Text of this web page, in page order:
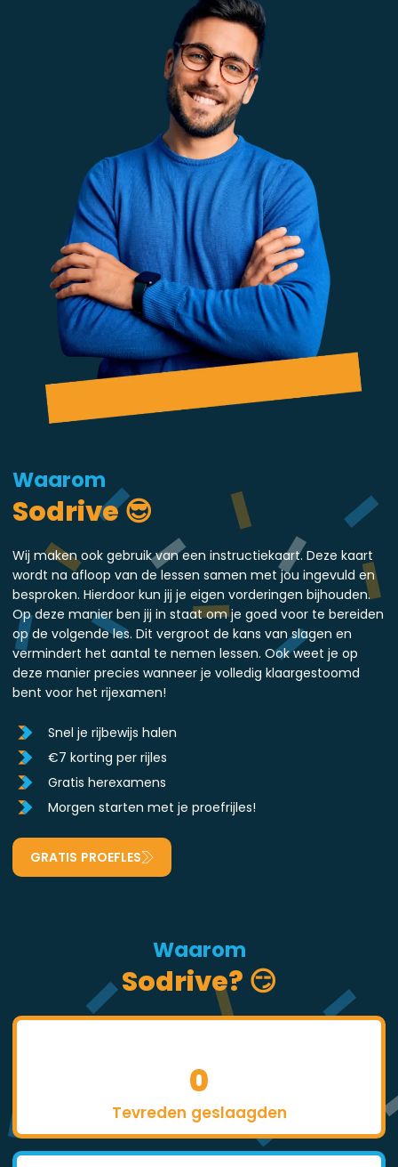
Waarom
Sodrive 😎
Wij maken ook gebruik van een instructiekaart. Deze kaart
wordt na afloop van de lessen samen met jou ingevuld en
besproken. Hierdoor kun jij je eigen vorderingen bijhouden.
Op deze manier ben jij in staat om je goed voor te bereiden
op de volgende les. Dit vergroot de kans van slagen en
vermindert het aantal te nemen lessen. Ook weet je op
deze manier precies wanneer je volledig klaargestoomd
bent voor het rijexamen!
Snel je rijbewijs halen
€7 korting per rijles
Gratis herexamens
Morgen starten met je proefrijles!
GRATIS PROEFLES
Waarom
Sodrive? 😏
Tevreden geslaagden
0